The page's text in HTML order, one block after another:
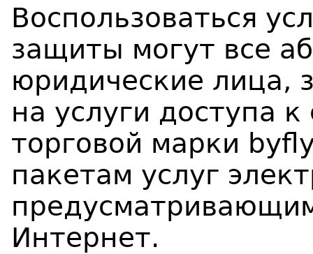
Воспользоваться
защиты могут все
юридические лица,
на услуги доступа
торговой марки
пакетам услуг
Интернет.